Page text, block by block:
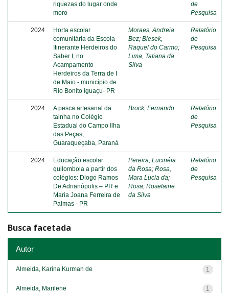
riquezas do lugar onde
moro
de
Pesquisa
2024
Horta escolar
comunitária da Escola
Itinerante Herdeiros do
Saber I, no
Acampamento
Herdeiros da Terra de I
de Maio - município de
Rio Bonito Iguaçu- PR
Moraes, Andreia
Bez; Biesek,
Raquel do Carmo;
Lima, Tatiana da
Silva
Relatório
de
Pesquisa
2024
A pesca artesanal da
tainha no Colégio
Estadual do Campo Ilha
das Peças,
Guaraqueçaba, Paraná
Brock, Fernando
Relatório
de
Pesquisa
2024
Educação escolar
quilombola a partir dos
colégios: Diogo Ramos
De Adrianópolis – PR e
Maria Joana Ferreira de
Palmas - PR
Pereira, Lucinéia
da Rosa; Rosa,
Mara Lucia da;
Rosa, Roselaine
da Silva
Relatório
de
Pesquisa
Busca facetada
Autor
1
Almeida, Karina Kurman de
1
Almeida, Marilene